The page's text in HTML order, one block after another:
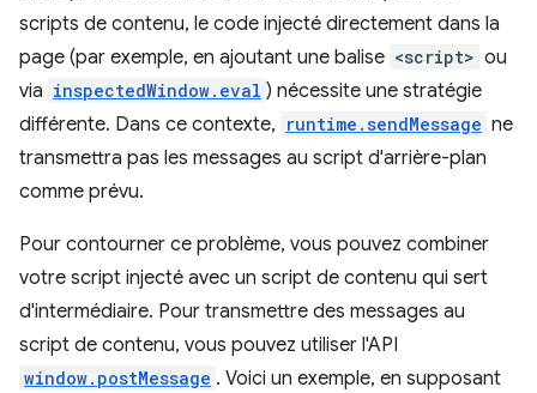
scripts de contenu, le code injecté directement dans la
page (par exemple, en ajoutant une balise <script> ou
via inspectedWindow.eval ) nécessite une stratégie
différente. Dans ce contexte, runtime.sendMessage ne
transmettra pas les messages au script d'arrière-plan
comme prévu.
Pour contourner ce problème, vous pouvez combiner
votre script injecté avec un script de contenu qui sert
d'intermédiaire. Pour transmettre des messages au
script de contenu, vous pouvez utiliser l'API
window.postMessage . Voici un exemple, en supposant